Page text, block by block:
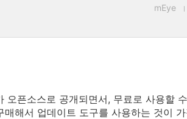
mEye
오픈소스로 공개되면서, 무료로 사용할
매해서 업데이트 도구를 사용하는 것이